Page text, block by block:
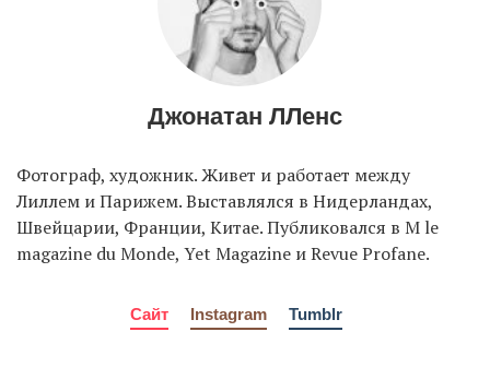
Джонатан ЛЛенс
Фотограф, художник. Живет и работает между
Лиллем и Парижем. Выставлялся в Нидерландах,
Швейцарии, Франции, Китае. Публиковался в M le
magazine du Monde, Yet Magazine и Revue Profane.
Сайт Instagram Tumblr